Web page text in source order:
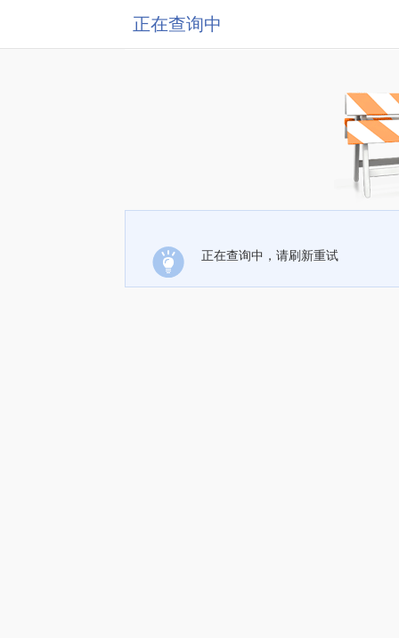
正在查询中
正在查询中，请刷新重试